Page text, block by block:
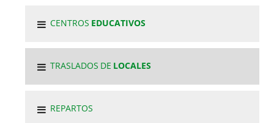
CENTROS EDUCATIVOS
TRASLADOS DE LOCALES
REPARTOS